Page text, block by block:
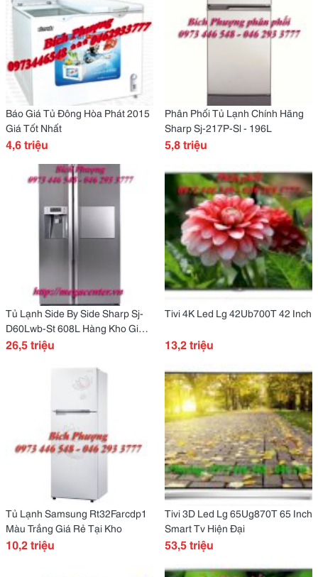
Báo Giá Tủ Đông Hòa Phát 2015
Giá Tốt Nhất
4,6 triệu
Phân Phối Tủ Lạnh Chính Hãng
Sharp Sj-217P-Sl - 196L
5,8 triệu
Tủ Lạnh Side By Side Sharp Sj-
D60Lwb-St 608L Hàng Kho Giá
Gốc
26,5 triệu
Tivi 4K Led Lg 42Ub700T 42 Inch
13,2 triệu
Tủ Lạnh Samsung Rt32Farcdp1
Màu Trắng Giá Rẻ Tại Kho
10,2 triệu
Tivi 3D Led Lg 65Ug870T 65 Inch
Smart Tv Hiện Đại
53,5 triệu